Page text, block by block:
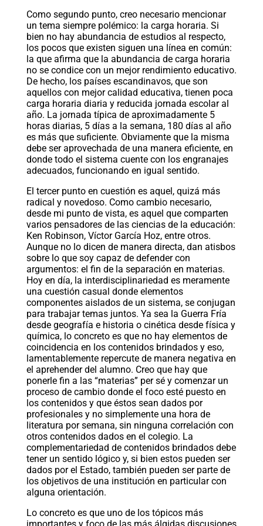
Como segundo punto, creo necesario mencionar
un tema siempre polémico: la carga horaria. Si
bien no hay abundancia de estudios al respecto,
los pocos que existen siguen una línea en común:
la que afirma que la abundancia de carga horaria
no se condice con un mejor rendimiento educativo.
De hecho, los países escandinavos, que son
aquellos con mejor calidad educativa, tienen poca
carga horaria diaria y reducida jornada escolar al
año. La jornada típica de aproximadamente 5
horas diarias, 5 días a la semana, 180 días al año
es más que suficiente. Obviamente que la misma
debe ser aprovechada de una manera eficiente, en
donde todo el sistema cuente con los engranajes
adecuados, funcionando en igual sentido.
El tercer punto en cuestión es aquel, quizá más
radical y novedoso. Como cambio necesario,
desde mi punto de vista, es aquel que comparten
varios pensadores de las ciencias de la educación:
Ken Robinson, Víctor García Hoz, entre otros.
Aunque no lo dicen de manera directa, dan atisbos
sobre lo que soy capaz de defender con
argumentos: el fin de la separación en materias.
Hoy en día, la interdisciplinariedad es meramente
una cuestión casual donde elementos
componentes aislados de un sistema, se conjugan
para trabajar temas juntos. Ya sea la Guerra Fría
desde geografía e historia o cinética desde física y
química, lo concreto es que no hay elementos de
coincidencia en los contenidos brindados y eso,
lamentablemente repercute de manera negativa en
el aprehender del alumno. Creo que hay que
ponerle fin a las “materias” per sé y comenzar un
proceso de cambio donde el foco esté puesto en
los contenidos y que éstos sean dados por
profesionales y no simplemente una hora de
literatura por semana, sin ninguna correlación con
otros contenidos dados en el colegio. La
complementariedad de contenidos brindados debe
tener un sentido lógico y, si bien estos pueden ser
dados por el Estado, también pueden ser parte de
los objetivos de una institución en particular con
alguna orientación.
Lo concreto es que uno de los tópicos más